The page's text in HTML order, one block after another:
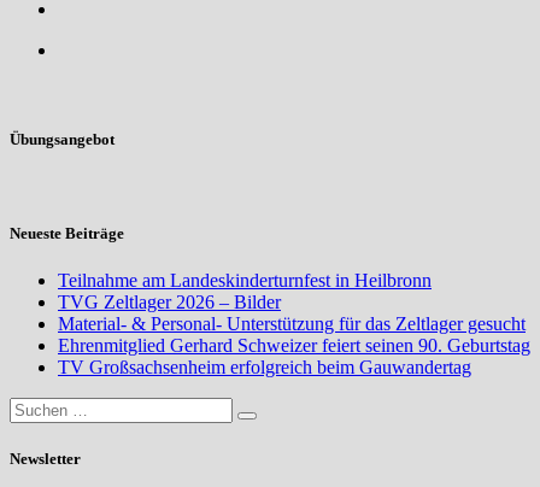
Übungsangebot
Neueste Beiträge
Teilnahme am Landeskinderturnfest in Heilbronn
TVG Zeltlager 2026 – Bilder
Material- & Personal- Unterstützung für das Zeltlager gesucht
Ehrenmitglied Gerhard Schweizer feiert seinen 90. Geburtstag
TV Großsachsenheim erfolgreich beim Gauwandertag
Newsletter